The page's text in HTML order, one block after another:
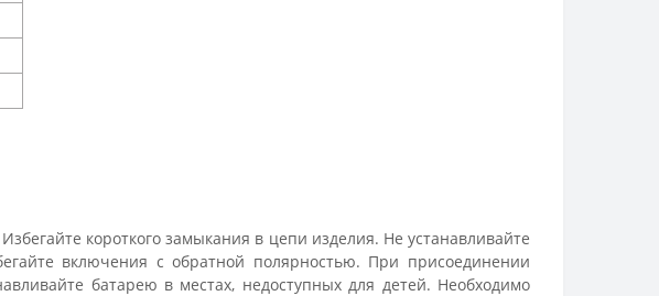
короткого замыкания в цепи изделия. Не устанавливайте
включения с обратной полярностью. При присоединении
батарею в местах, недоступных для детей. Необходимо